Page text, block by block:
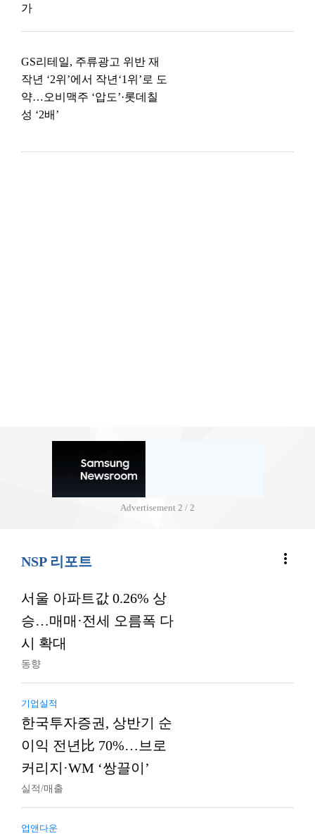
가
GS리테일, 주류광고 위반 재
작년 ‘2위’에서 작년‘1위’로 도
약…오비맥주 ‘압도’·롯데칠
성 ‘2배’
Advertisement 2 / 2
NSP 리포트 more_vert
서울 아파트값 0.26% 상
승…매매·전세 오름폭 다
시 확대
동향
기업실적
한국투자증권, 상반기 순
이익 전년比 70%…브로
커리지·WM ‘쌍끌이’
실적/매출
업앤다운